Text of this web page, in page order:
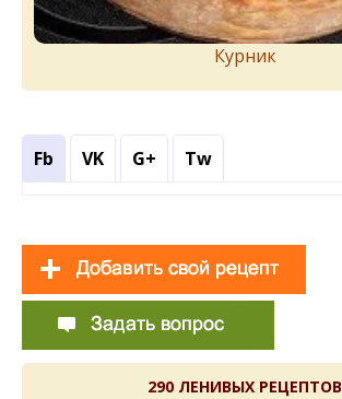
Курник
Fb VK G+ Tw
290 ЛЕНИВЫХ РЕЦЕПТОВ